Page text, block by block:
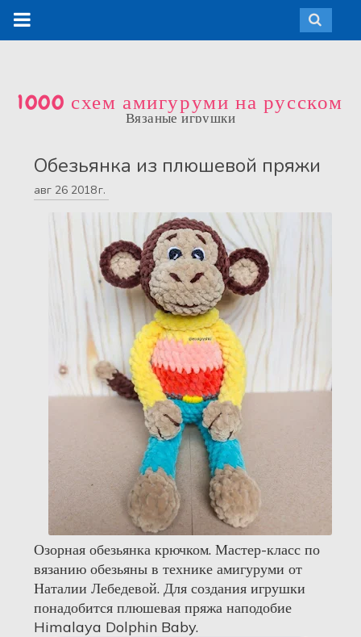
1000 схем амигуруми на русском
Вязаные игрушки
Обезьянка из плюшевой пряжи
авг 26 2018 г.
Озорная обезьянка крючком. Мастер-класс по
вязанию обезьяны в технике амигуруми от
Наталии Лебедевой. Для создания игрушки
понадобится плюшевая пряжа наподобие
Himalaya Dolphin Baby.